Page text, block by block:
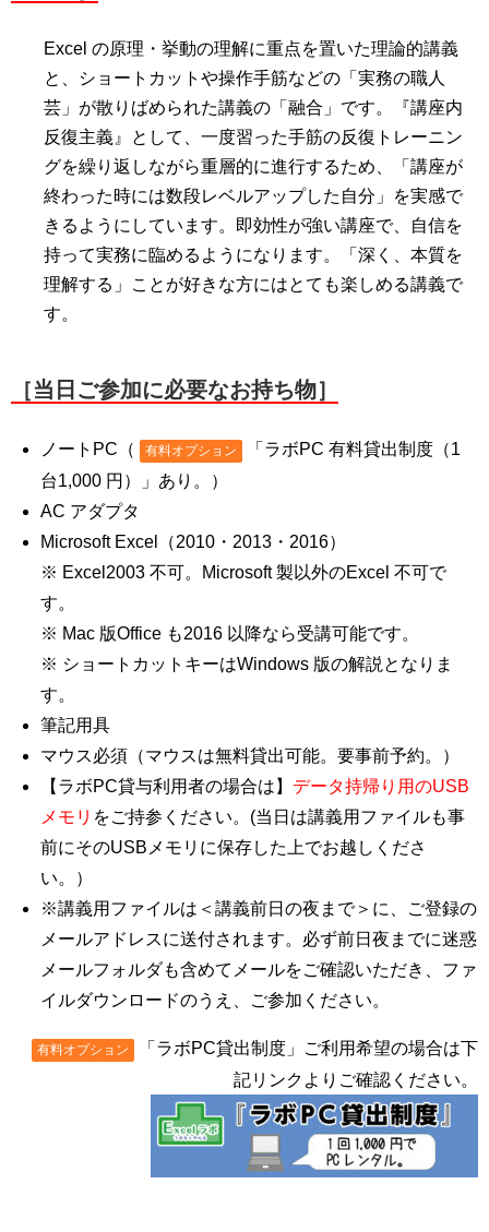
Excel の原理・挙動の理解に重点を置いた理論的講義
と、ショートカットや操作手筋などの「実務の職人
芸」が散りばめられた講義の「融合」です。『講座内
反復主義』として、一度習った手筋の反復トレーニン
グを繰り返しながら重層的に進行するため、「講座が
終わった時には数段レベルアップした自分」を実感で
きるようにしています。即効性が強い講座で、自信を
持って実務に臨めるようになります。「深く、本質を
理解する」ことが好きな方にはとても楽しめる講義で
す。
［当日ご参加に必要なお持ち物］
ノートPC（ 有料オプション
「ラボPC 有料貸出制度（1
台1,000 円）」あり。）
AC アダプタ
Microsoft Excel（2010・2013・2016）
※ Excel2003 不可。Microsoft 製以外のExcel 不可で
す。
※ Mac 版Office も2016 以降なら受講可能です。
※ ショートカットキーはWindows 版の解説となりま
す。
筆記用具
マウス必須（マウスは無料貸出可能。要事前予約。）
【ラボPC貸与利用者の場合は】 データ持帰り用のUSB
メモリ をご持参ください。(当日は講義用ファイルも事
前にそのUSBメモリに保存した上でお越しくださ
い。）
※講義用ファイルは＜講義前日の夜まで＞に、ご登録の
メールアドレスに送付されます。必ず前日夜までに迷惑
メールフォルダも含めてメールをご確認いただき、ファ
イルダウンロードのうえ、ご参加ください。
有料オプション
「ラボPC貸出制度」ご利用希望の場合は下
記リンクよりご確認ください。